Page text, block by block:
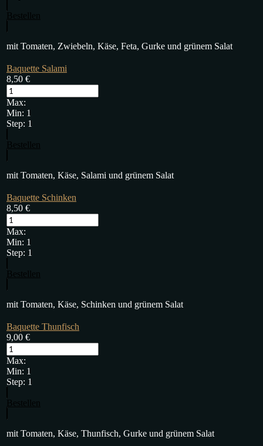
mit Tomaten, Zwiebeln, Käse, Feta, Gurke und grünem Salat
Baquette Salami
8,50 €
Max:
Min: 1
Step: 1
mit Tomaten, Käse, Salami und grünem Salat
Baquette Schinken
8,50 €
Max:
Min: 1
Step: 1
mit Tomaten, Käse, Schinken und grünem Salat
Baquette Thunfisch
9,00 €
Max:
Min: 1
Step: 1
mit Tomaten, Käse, Thunfisch, Gurke und grünem Salat